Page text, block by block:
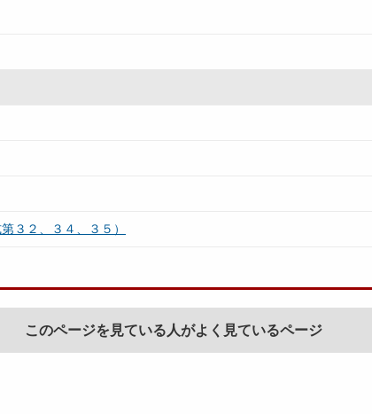
３２、３４、３５）
このページを見ている人がよく見ているページ